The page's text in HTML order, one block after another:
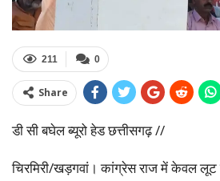
0
211
Share
डी सी बघेल ब्यूरो हेड छत्तीसगढ़ //
चिरमिरी/खड़गवां। कांग्रेस राज में केवल लूट